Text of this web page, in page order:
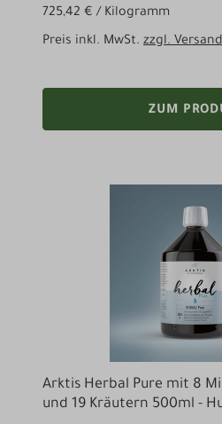
725,42 € / Kilogramm
Preis inkl. MwSt. zzgl.
ZUM
Arktis Herbal Pure mit 8
und 19 Kräutern 500ml -